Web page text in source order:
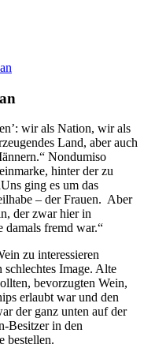
wir als Nation, wir als
Land, aber auch
Nondumiso
hinter der zu
ging es um das
– der Frauen. Aber
der zwar hier in
damals fremd war.“
zu interessieren
Image. Alte
bevorzugten Wein,
erlaubt war und den
der ganz unten auf der
Besitzer in den
bestellen.